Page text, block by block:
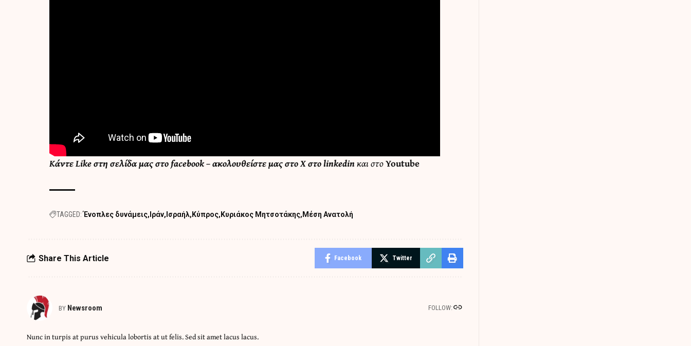
ΚάντεLike στη σελίδα μας στο facebook– ακολουθείστε μας στοXστοlinkedinκαι στοYoutube
TAGGED: Ένοπλες δυνάμεις Ιράν Ισραήλ Κύπρος Κυριάκος Μητσοτάκης Μέση Ανατολή
Share This Article Facebook Twitter
BY Newsroom FOLLOW:
Nunc in turpis at purus vehicula lobortis at ut felis. Sed sit amet lacus lacus.